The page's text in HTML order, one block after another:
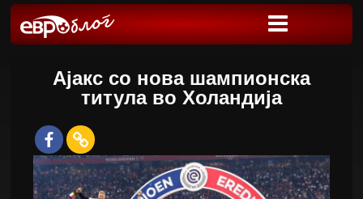
Ајакс со нова шампионска
титула во Холандија